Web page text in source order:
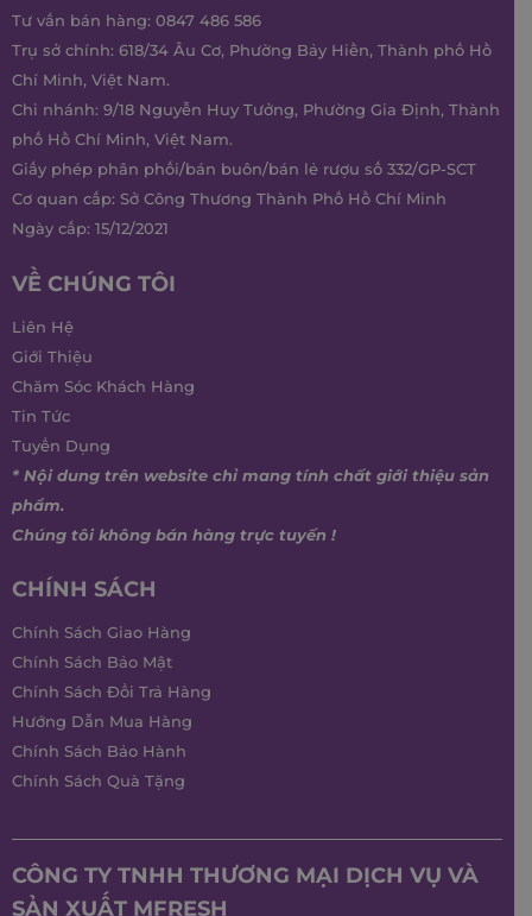
Tư vấn bán hàng: 0847 486 586
Trụ sở chính: 618/34 Âu Cơ, Phường Bảy Hiền, Thành phố Hồ
Chí Minh, Việt Nam.
Chi nhánh: 9/18 Nguyễn Huy Tưởng, Phường Gia Định, Thành
phố Hồ Chí Minh, Việt Nam.
Giấy phép phân phối/bán buôn/bán lẻ rượu số 332/GP-SCT
Cơ quan cấp: Sở Công Thương Thành Phố Hồ Chí Minh
Ngày cấp: 15/12/2021
VỀ CHÚNG TÔI
Liên Hệ
Giới Thiệu
Chăm Sóc Khách Hàng
Tin Tức
Tuyển Dụng
* Nội dung trên website chỉ mang tính chất giới thiệu sản
phẩm.
Chúng tôi không bán hàng trực tuyến !
CHÍNH SÁCH
Chính Sách Giao Hàng
Chính Sách Bảo Mật
Chính Sách Đổi Trả Hàng
Hướng Dẫn Mua Hàng
Chính Sách Bảo Hành
Chính Sách Quà Tặng
CÔNG TY TNHH THƯƠNG MẠI DỊCH VỤ VÀ
SẢN XUẤT MFRESH